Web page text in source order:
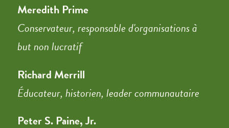
Meredith Prime
Conservateur, responsable d'organisations à
but non lucratif
Richard Merrill
Éducateur, historien, leader communautaire
Peter S. Paine, Jr.